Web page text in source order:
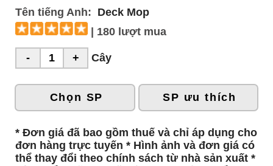
Tên tiếng Anh: Deck Mop
| 180 lượt mua
Cây
Chọn SP SP ưu thích
* Đơn giá đã bao gồm thuế và chỉ áp dụng cho
đơn hàng trực tuyến * Hình ảnh và đơn giá có
thể thay đổi theo chính sách từ nhà sản xuất *